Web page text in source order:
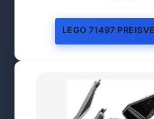
LEGO 71497